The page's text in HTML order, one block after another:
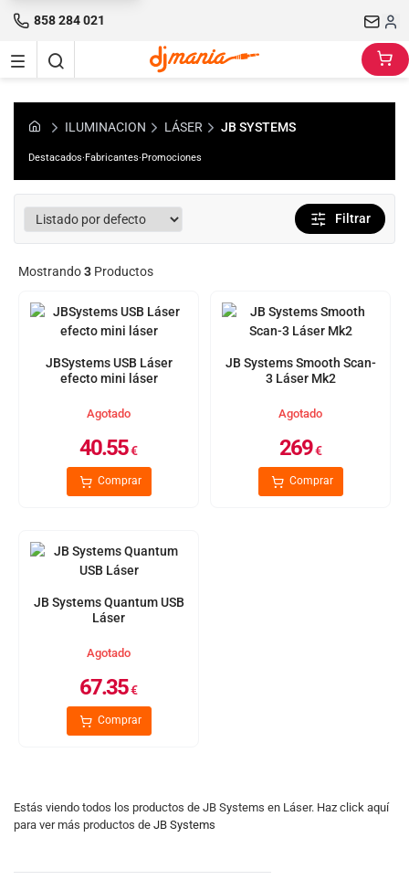
858 284 021
ILUMINACION LÁSER JB SYSTEMS
Destacados·Fabricantes·Promociones
Filtrar
Mostrando3 Productos
JBSystems USB Láser
efecto mini láser
Agotado
40.55€
Comprar
JB Systems Smooth Scan-
3 Láser Mk2
Agotado
269€
Comprar
JB Systems Quantum USB
Láser
Agotado
67.35€
Comprar
Estás viendo todos los productos de JB Systems en Láser. Haz click aquí
para ver más productos de JB Systems